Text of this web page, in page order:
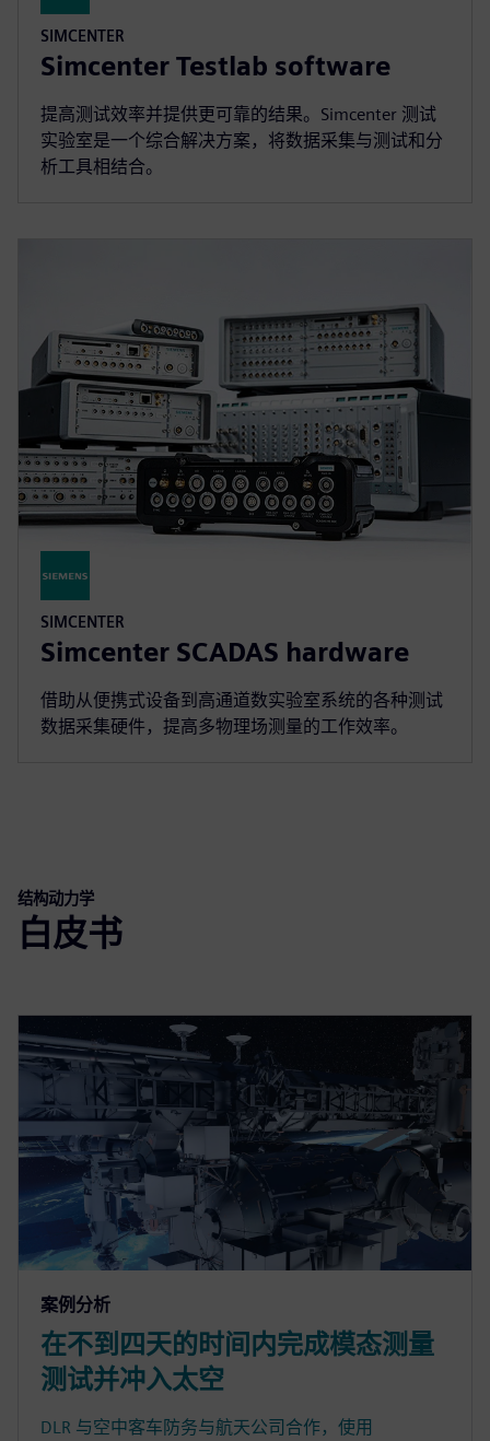
SIMCENTER
Simcenter Testlab software
提高测试效率并提供更可靠的结果。Simcenter 测试
实验室是一个综合解决方案，将数据采集与测试和分
析工具相结合。
SIMCENTER
Simcenter SCADAS hardware
借助从便携式设备到高通道数实验室系统的各种测试
数据采集硬件，提高多物理场测量的工作效率。
结构动力学
白皮书
案例分析
在不到四天的时间内完成模态测量
测试并冲入太空
DLR 与空中客车防务与航天公司合作，使用